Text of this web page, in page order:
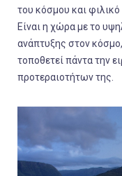
του κόσμου και φιλικό
Είναι η χώρα με το
ανάπτυξης στον
τοποθετεί πάντα την
προτεραιοτήτων της.